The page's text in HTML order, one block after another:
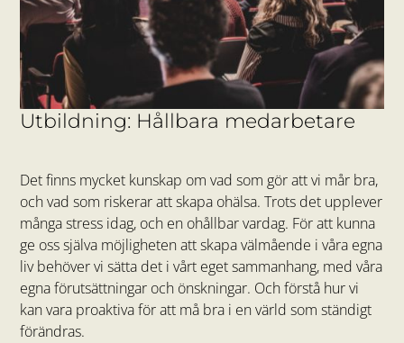
Utbildning: Hållbara medarbetare
Det finns mycket kunskap om vad som gör att vi mår bra,
och vad som riskerar att skapa ohälsa. Trots det upplever
många stress idag, och en ohållbar vardag. För att kunna
ge oss själva möjligheten att skapa välmående i våra egna
liv behöver vi sätta det i vårt eget sammanhang, med våra
egna förutsättningar och önskningar. Och förstå hur vi
kan vara proaktiva för att må bra i en värld som ständigt
förändras.